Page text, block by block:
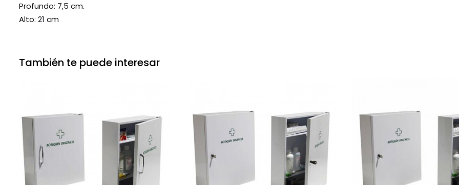
Profundo: 7,5 cm.
Alto: 21 cm
También te puede interesar